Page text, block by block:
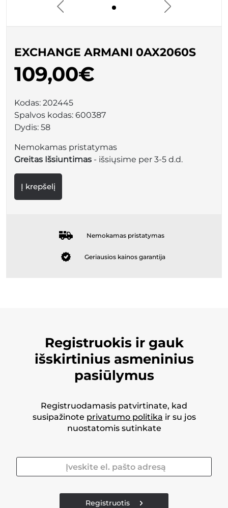
EXCHANGE ARMANI 0AX2060S
109,00€
Kodas: 202445
Spalvos kodas: 600387
Dydis: 58
Nemokamas pristatymas
Greitas Išsiuntimas - išsiųsime per 3-5 d.d.
Į krepšelį
Nemokamas pristatymas
Geriausios kainos garantija
Registruokis ir gauk
išskirtinius asmeninius
pasiūlymus
Registruodamasis patvirtinate, kad
susipažinote privatumo politika ir su jos
nuostatomis sutinkate
Registruotis